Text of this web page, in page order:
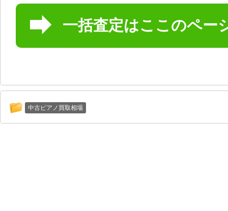
一括査定はここのペー
中古ピアノ買取相場